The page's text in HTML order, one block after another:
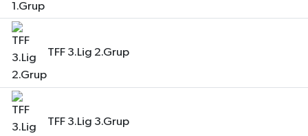
TFF 3.Lig 2.Grup
TFF 3.Lig 3.Grup